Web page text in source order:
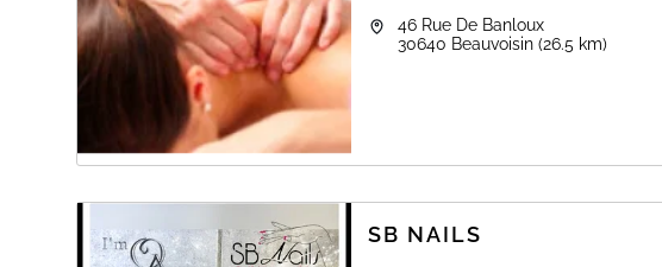
46 Rue De Banloux
30640 Beauvoisin (26.5 km)
SB NAILS